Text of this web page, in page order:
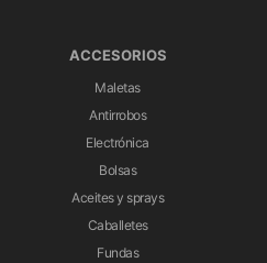
ACCESORIOS
Maletas
Antirrobos
Electrónica
Bolsas
Aceites y sprays
Caballetes
Fundas